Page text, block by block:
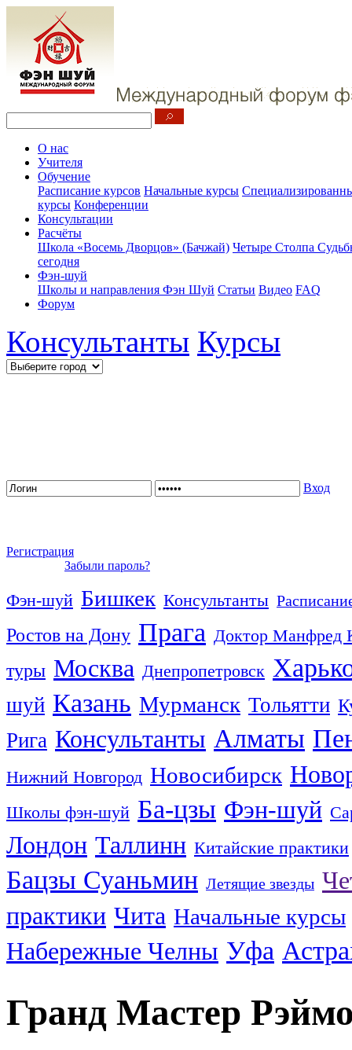
О нас
Учителя
Обучение
Расписание курсов Начальные курсы
курсы Конференции
Консультации
Расчёты
Школа «Восемь Дворцов» (Бачжай) Четыре Столпа
сегодня
Фэн-шуй
Школы и направления Фэн Шуй Статьи Видео FAQ
Форум
Консультанты Курсы
Вход
Регистрация
Забыли пароль?
Фэн-шуй Бишкек Консультанты
Ростов на Дону Прага Доктор Манфред
туры Москва Днепропетровск
шуй Казань Мурманск Тольятти
Рига Консультанты Алматы
Нижний Новгород Новосибирск
Школы фэн-шуй Ба-цзы Фэн-шуй
Лондон Таллинн Китайские практики
Бацзы Суаньмин Летящие звезды
практики Чита Начальные курсы
Набережные Челны Уфа
Гранд Мастер